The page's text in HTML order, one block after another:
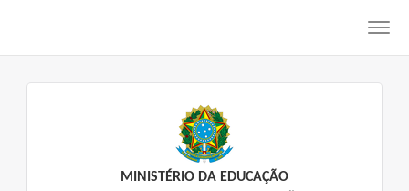
MINISTÉRIO DA EDUCAÇÃO